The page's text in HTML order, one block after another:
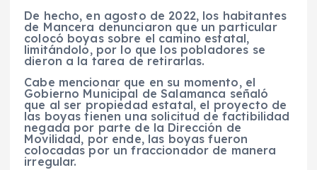
De hecho, en agosto de 2022, los habitantes
de Mancera denunciaron que un particular
colocó boyas sobre el camino estatal,
limitándolo, por lo que los pobladores se
dieron a la tarea de retirarlas.
Cabe mencionar que en su momento, el
Gobierno Municipal de Salamanca señaló
que al ser propiedad estatal, el proyecto de
las boyas tienen una solicitud de factibilidad
negada por parte de la Dirección de
Movilidad, por ende, las boyas fueron
colocadas por un fraccionador de manera
irregular.